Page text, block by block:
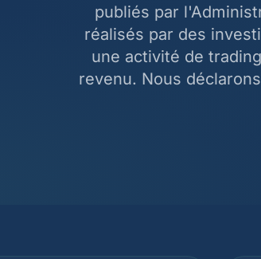
publiés par
réalisés par des
une activité de
revenu. Nous